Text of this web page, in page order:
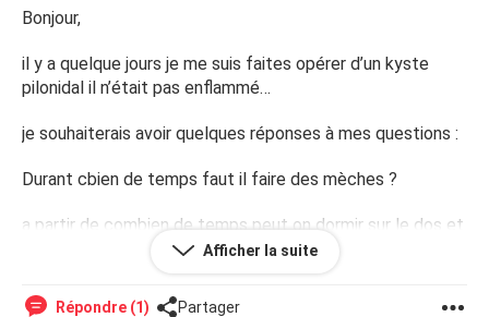
Bonjour,
il y a quelque jours je me suis faites opérer d’un kyste
pilonidal il n’était pas enflammé…
je souhaiterais avoir quelques réponses à mes questions :
Durant cbien de temps faut il faire des mèches ?
a partir de combien de temps peut on dormir sur le dos et
je vous remercie.
Afficher la suite
Répondre (1) Partager